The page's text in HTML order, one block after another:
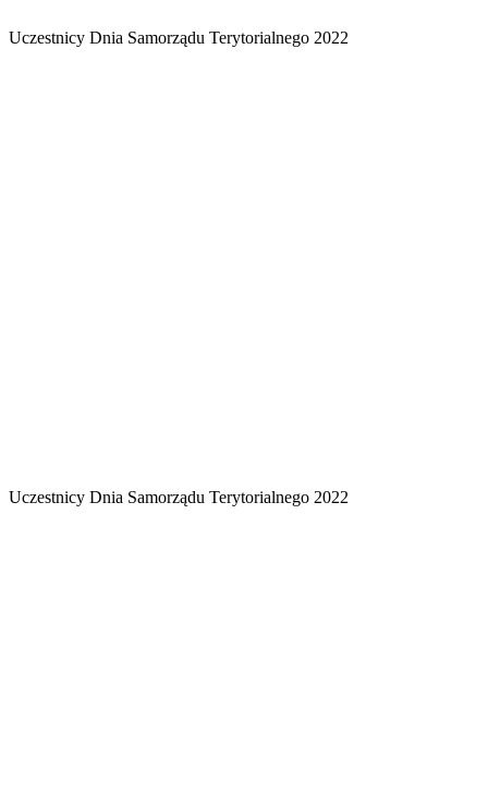
Uczestnicy Dnia Samorządu Terytorialnego 2022
Uczestnicy Dnia Samorządu Terytorialnego 2022